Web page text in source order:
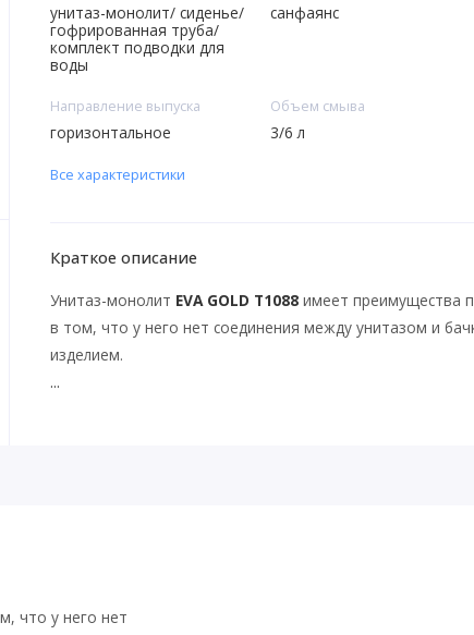
унитаз-монолит/ сиденье/
гофрированная труба/
комплект подводки для
воды
санфаянс
Направление выпуска
горизонтальное
Объем смыва
3/6 л
Все характеристики
Краткое описание
Унитаз-монолит EVA GOLD T1088имеет преимущества
в том, что у него нет соединения между унитазом и
изделием.
...
что у него нет